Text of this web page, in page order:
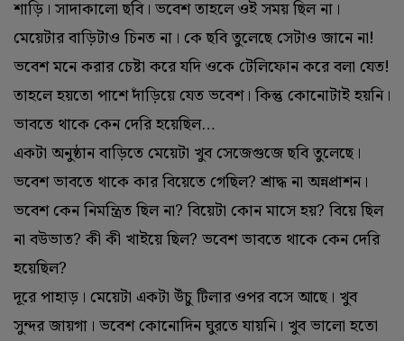
শাড়ি। সাদাকালো ছবি। ভবেশ তাহলে ওই সময় ছিল না।
মেয়েটার বাড়িটাও চিনত না। কে ছবি তুলেছে সেটাও জানে না!
ভবেশ মনে করার চেষ্টা করে যদি ওকে টেলিফোন করে বলা যেত!
তাহলে হয়তো পাশে দাঁড়িয়ে যেত ভবেশ। কিন্তু কোনোটাই হয়নি।
ভাবতে থাকে কেন দেরি হয়েছিল…
একটা অনুষ্ঠান বাড়িতে মেয়েটা খুব সেজেগুজে ছবি তুলেছে।
ভবেশ ভাবতে থাকে কার বিয়েতে গেছিল? শ্রাদ্ধ না অন্নপ্রাশন।
ভবেশ কেন নিমন্ত্রিত ছিল না? বিয়েটা কোন মাসে হয়? বিয়ে ছিল
না বউভাত? কী কী খাইয়ে ছিল? ভবেশ ভাবতে থাকে কেন দেরি
হয়েছিল?
দূরে পাহাড়। মেয়েটা একটা উঁচু টিলার ওপর বসে আছে। খুব
সুন্দর জায়গা। ভবেশ কোনোদিন ঘুরতে যায়নি। খুব ভালো হতো